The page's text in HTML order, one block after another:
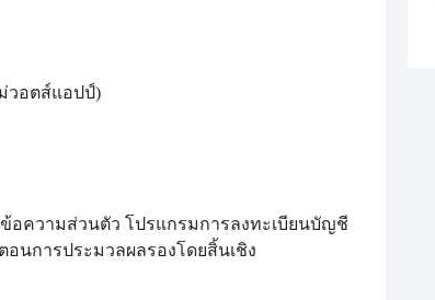
วอตส์แอปป์)
ความส่วนตัว โปรแกรมการลงทะเบียนบัญชี
นการประมวลผลรองโดยสิ้นเชิง